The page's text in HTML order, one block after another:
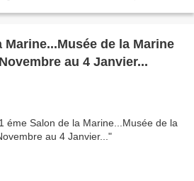
Marine...Musée de la Marine
au 4 Janvier...